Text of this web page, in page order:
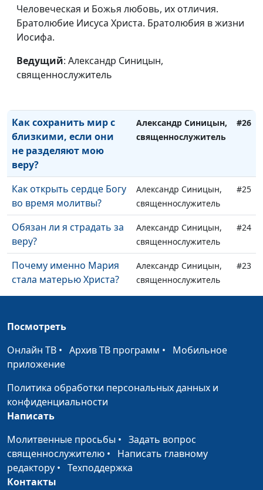
Человеческая и Божья любовь, их отличия.
Братолюбие Иисуса Христа. Братолюбия в жизни
Иосифа.
Ведущий: Александр Синицын,
священнослужитель
финансовом
благополучии?
священнослужитель
Почему Христос выгнал
торговцев из храма?
священнослужитель
Зачем читать
Как сохранить мир с
близкими, если они
не разделяют мою
веру?
Александр Синицын,
священнослужитель
#26
Как открыть сердце Богу
во время молитвы?
Александр Синицын,
священнослужитель
#25
Обязан ли я страдать за
веру?
Александр Синицын,
священнослужитель
#24
Почему именно Мария
стала матерью Христа?
Александр Синицын,
священнослужитель
#23
других людей?
священнослужитель
священнослужитель,
эмоции?
священнослужитель,
молодежный лидер
Кого Иисус постыдится?
Посмотреть
Онлайн ТВ • Архив ТВ программ • Мобильное
приложение
Политика обработки персональных данных и
конфиденциальности
Написать
Молитвенные просьбы • Задать вопрос
священнослужителю • Написать главному
редактору • Техподдержка
Контакты